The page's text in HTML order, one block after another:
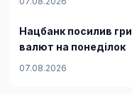
Нацбанк посилив
валют на понеділок
07.08.2026